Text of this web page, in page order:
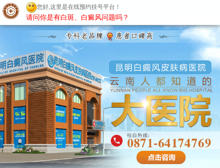
昆明白癜风医院
您好,这里是在线预约挂号平台！
请问你是有白斑、白癜风问题吗？